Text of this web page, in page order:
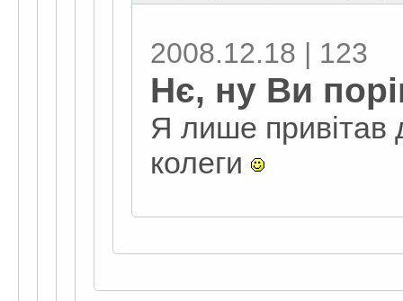
2008.12.18 | 123
Нє, ну Ви
Я лише привітав
колеги